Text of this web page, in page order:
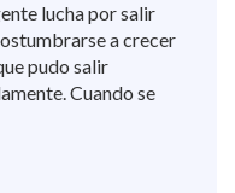
lucha por salir
a crecer
pudo salir
Cuando se